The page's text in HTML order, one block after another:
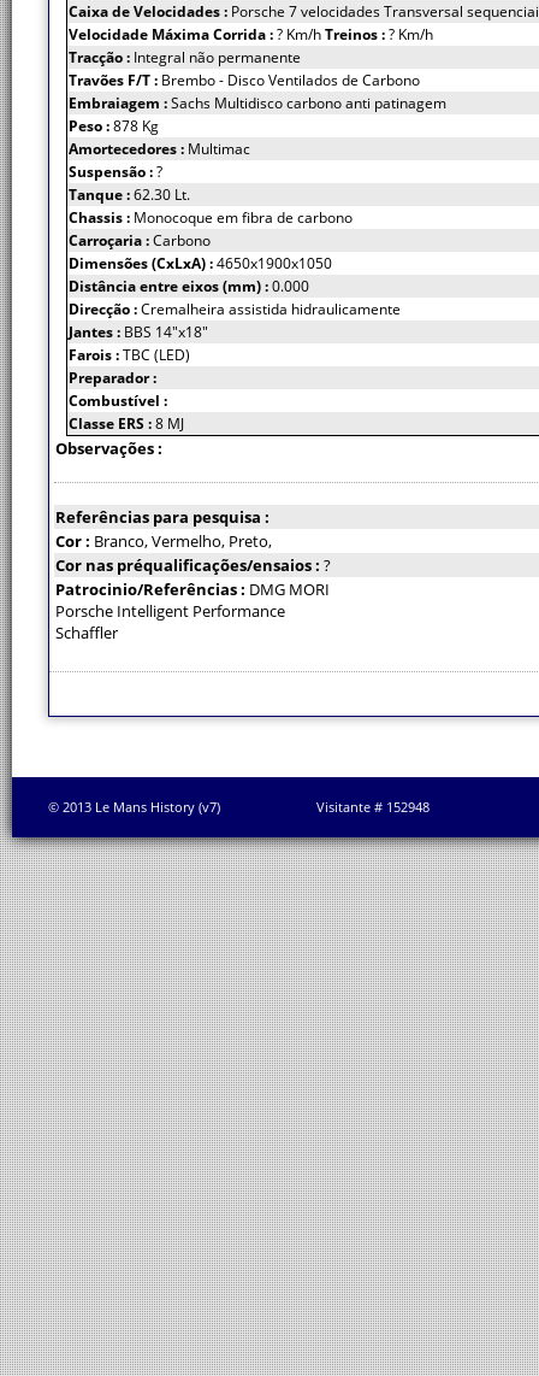
Caixa de Velocidades : Porsche 7 velocidades Transversal
Velocidade Máxima Corrida :? Km/hTreinos :? Km/h
Tracção : Integral não permanente
Travões F/T : Brembo - Disco Ventilados de Carbono
Embraiagem :Sachs Multidisco carbono anti patinagem
Peso :878 Kg
Amortecedores : Multimac
Suspensão :?
Tanque :62.30 Lt.
Chassis : Monocoque em fibra de carbono
Carroçaria :Carbono
Dimensões (CxLxA) :4650x1900x1050
Distância entre eixos (mm) :0.000
Direcção :Cremalheira assistida hidraulicamente
Jantes : BBS 14"x18"
Farois :TBC (LED)
Preparador :
Combustível :
Classe ERS :8 MJ
Observações :
Referências para pesquisa :
Cor : Branco, Vermelho, Preto,
Cor nas préqualificações/ensaios : ?
Patrocinio/Referências : DMG MORI
Porsche Intelligent Performance
Schaffler
© 2013 Le Mans History (v7) Visitante # 152948